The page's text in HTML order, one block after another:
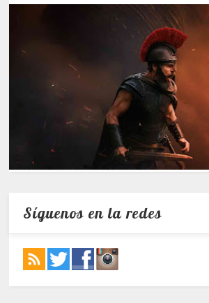
Síguenos en la redes